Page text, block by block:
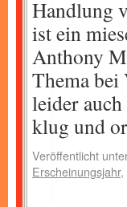
Handlung
ist ein
Anthony
Thema bei
leider
klug und
Veröffentlicht
Erscheinungsjahr,